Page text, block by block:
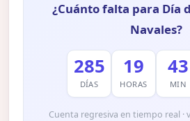
¿Cuánto falta para Día
Navales?
285
DÍAS
19
HORAS
43
MIN
Cuenta regresiva en tiempo real ·